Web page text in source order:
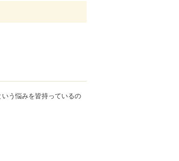
う悩みを皆持っているの